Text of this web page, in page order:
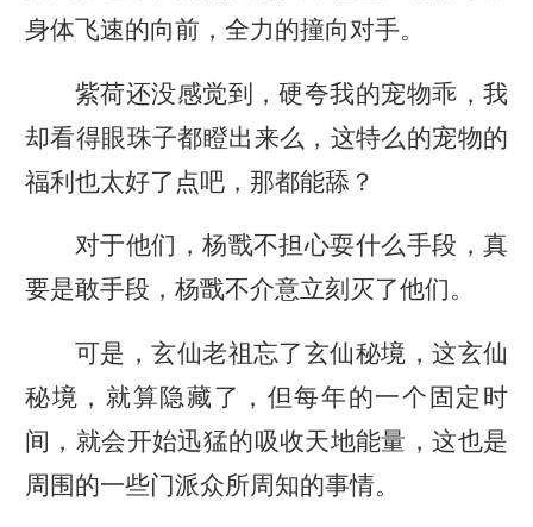
身体飞速的向前，全力的撞向对手。
紫荷还没感觉到，硬夸我的宠物乖，我
却看得眼珠子都瞪出来么，这特么的宠物的
福利也太好了点吧，那都能舔？
对于他们，杨戬不担心耍什么手段，真
要是敢手段，杨戬不介意立刻灭了他们。
可是，玄仙老祖忘了玄仙秘境，这玄仙
秘境，就算隐藏了，但每年的一个固定时
间，就会开始迅猛的吸收天地能量，这也是
周围的一些门派众所周知的事情。